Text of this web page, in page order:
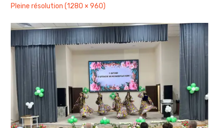
poésie & cie
workshops & ateliers
Pleine résolution (1280 × 960)